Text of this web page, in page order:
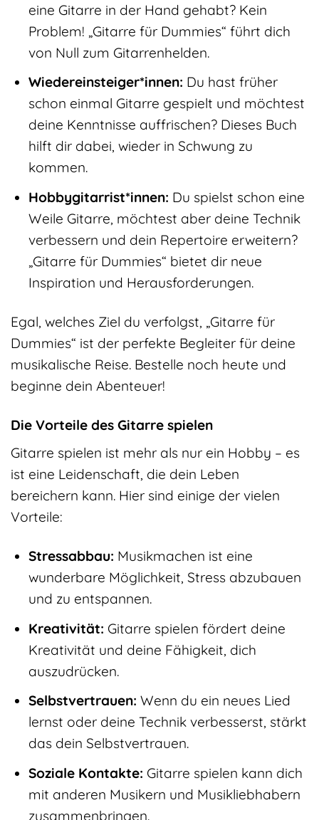
eine Gitarre in der Hand gehabt? Kein
Problem! „Gitarre für Dummies“ führt dich
von Null zum Gitarrenhelden.
Wiedereinsteiger*innen: Du hast früher
schon einmal Gitarre gespielt und möchtest
deine Kenntnisse auffrischen? Dieses Buch
hilft dir dabei, wieder in Schwung zu
kommen.
Hobbygitarrist*innen: Du spielst schon eine
Weile Gitarre, möchtest aber deine Technik
verbessern und dein Repertoire erweitern?
„Gitarre für Dummies“ bietet dir neue
Inspiration und Herausforderungen.
Egal, welches Ziel du verfolgst, „Gitarre für
Dummies“ ist der perfekte Begleiter für deine
musikalische Reise. Bestelle noch heute und
beginne dein Abenteuer!
Die Vorteile des Gitarre spielen
Gitarre spielen ist mehr als nur ein Hobby – es
ist eine Leidenschaft, die dein Leben
bereichern kann. Hier sind einige der vielen
Vorteile:
Stressabbau: Musikmachen ist eine
wunderbare Möglichkeit, Stress abzubauen
und zu entspannen.
Kreativität: Gitarre spielen fördert deine
Kreativität und deine Fähigkeit, dich
auszudrücken.
Selbstvertrauen: Wenn du ein neues Lied
lernst oder deine Technik verbesserst, stärkt
das dein Selbstvertrauen.
Soziale Kontakte: Gitarre spielen kann dich
mit anderen Musikern und Musikliebhabern
zusammenbringen.